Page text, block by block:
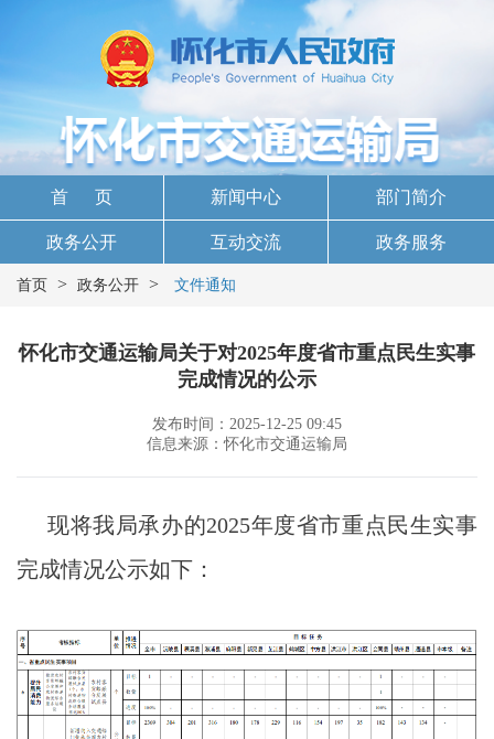
首 页 新闻中心 部门简介
政务公开 互动交流 政务服务
首页 > 政务公开 > 文件通知
怀化市交通运输局关于对2025年度省市重点民生实事
完成情况的公示
发布时间：2025-12-25 09:45
信息来源：怀化市交通运输局
现将我局承办的2025年度省市重点民生实事
完成情况公示如下：